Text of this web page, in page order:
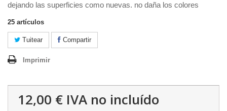
dejando las superficies como nuevas. no daña los colores
25 artículos
Tuitear Compartir
Imprimir
12,00 € IVA no incluído